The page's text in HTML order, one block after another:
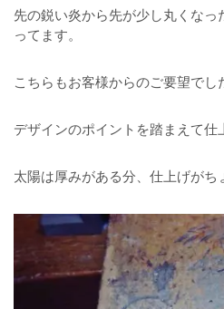
先の鋭い炎から先が少し丸くな
ってます。
こちらもお客様からのご要望でし
デザインのポイントを踏まえて仕
太陽は厚みがある分、仕上げがち